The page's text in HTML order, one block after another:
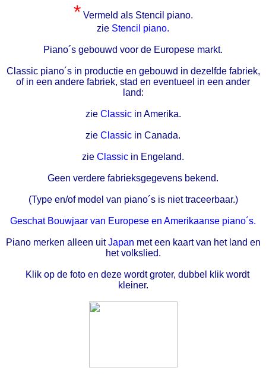
* Vermeld als Stencil piano.
zie Stencil piano.
Piano´s gebouwd voor de Europese markt.
Classic piano´s in productie en gebouwd in dezelfde fabriek,
of in een andere fabriek, stad en eventueel in een ander
land:
zie Classicin Amerika.
zie Classic in Canada.
zie Classic in Engeland.
Geen verdere fabrieksgegevens bekend.
(Type en/of model van piano´s is niet traceerbaar.)
Geschat Bouwjaar van Europese en Amerikaanse piano´s.
Piano merken alleen uitJapan met een kaart van het land en
het volkslied.
Klik op de foto en deze wordt groter, dubbel klik wordt
kleiner.